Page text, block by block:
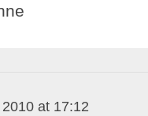
at 17:12